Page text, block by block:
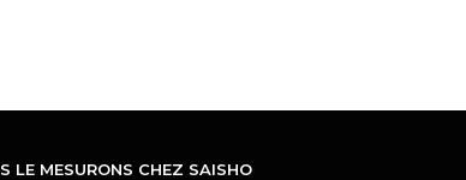
LE MESURONS CHEZ SAISHO